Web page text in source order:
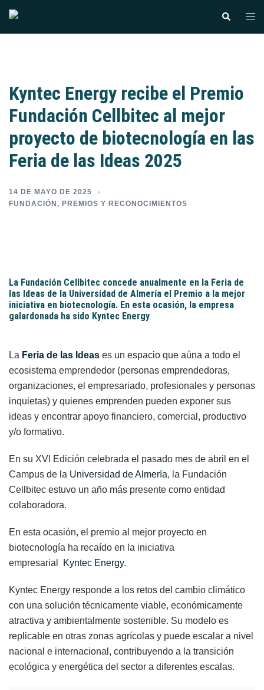
Kyntec Energy recibe el Premio
Fundación Cellbitec al mejor
proyecto de biotecnología en las
Feria de las Ideas 2025
14 DE MAYO DE 2025
FUNDACIÓN , PREMIOS Y RECONOCIMIENTOS
La Fundación Cellbitec concede anualmente en la Feria de
las Ideas de la Universidad de Almería el Premio a la mejor
iniciativa en biotecnología. En esta ocasión, la empresa
galardonada ha sido Kyntec Energy
La Feria de las Ideas es un espacio que aúna a todo el
ecosistema emprendedor (personas emprendedoras,
organizaciones, el empresariado, profesionales y personas
inquietas) y quienes emprenden pueden exponer sus
ideas y encontrar apoyo financiero, comercial, productivo
y/o formativo.
En su XVI Edición celebrada el pasado mes de abril en el
Campus de la Universidad de Almería, la Fundación
Cellbitec estuvo un año más presente como entidad
colaboradora.
En esta ocasión, el premio al mejor proyecto en
biotecnología ha recaído en la iniciativa
empresarial
Kyntec Energy.
Kyntec Energy responde a los retos del cambio climático
con una solución técnicamente viable, económicamente
atractiva y ambientalmente sostenible. Su modelo es
replicable en otras zonas agrícolas y puede escalar a nivel
nacional e internacional, contribuyendo a la transición
ecológica y energética del sector a diferentes escalas.